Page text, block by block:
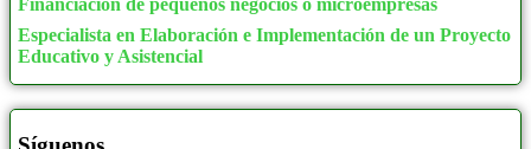
Financiación de pequeños negocios o microempresas
Especialista en Elaboración e Implementación de un Proyecto
Educativo y Asistencial